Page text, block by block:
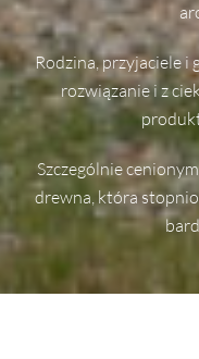
Rodzina, przyjaciele i
rozwiązanie i z
Szczególnie
drewna, która